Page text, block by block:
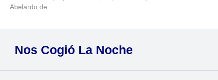
Abelardo de
Nos Cogió La Noche